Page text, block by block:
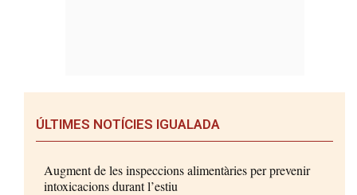
ÚLTIMES NOTÍCIES IGUALADA
Augment de les inspeccions alimentàries per prevenir
intoxicacions durant l’estiu